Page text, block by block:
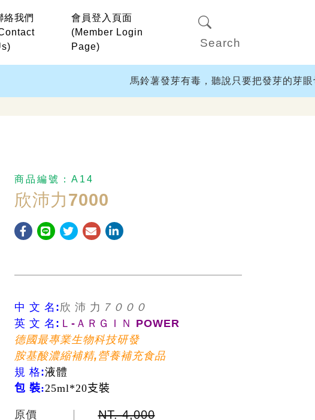
馬鈴薯發芽有毒，聽說只要把發芽的芽眼切
絡我們
會員登入頁面
(Member Login
Page)
商品編號： A14
欣沛力7000
中 文 名:欣 沛 力 ７０００
英 文 名: Ｌ-ＡＲＧＩＮ POWER
德國最專業生物科技研發
胺基酸濃縮補精,營養補充食品
規 格:液體
包 裝:25ml*20支裝
原價 NT. 4,000